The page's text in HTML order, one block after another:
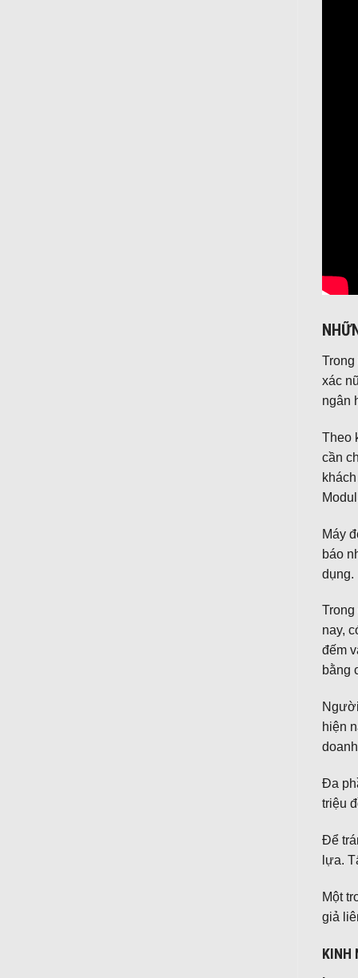
Trong
xác
ngân
Theo
cần
Máy
báo
dụng.
nay,
đếm
bằng
hiện
Đa
triệu
Để
lựa.
Một
giả
KINH